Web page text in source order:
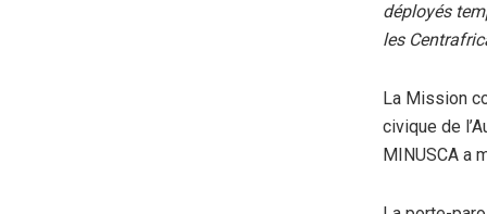
déployés
les
La Mission
civique de
MINUSCA a